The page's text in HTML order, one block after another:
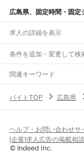
広島県、固定時間・固定
求人の詳細を表示
条件を追加・変更して検
市区町村を追加・変更
広島県すべて
呉市竹原市三原市
安芸高田市江田島市
駅を追加・変更
大門駅 東福山駅 福山駅
JR山陽本線(三原～岩
三原駅 本郷駅
飲食・フードサービス
飲食・フードサービス
ホールスタッフ
特徴を追加・変更
人気
関連キーワード
熊本県 時間固定シフ
バイトTOP 広島県
ヘルプ・お問い合わせサ
[企業]求人広告の掲載相談